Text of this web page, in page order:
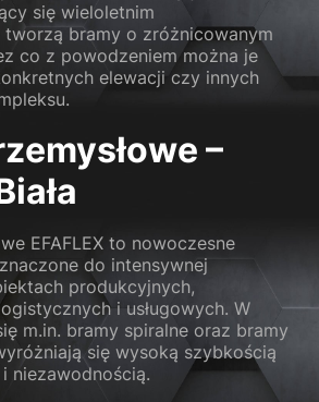
się wieloletnim
tworzą bramy o zróżnicowanym
co z powodzeniem można je
elewacji czy innych
–
EFAFLEX to nowoczesne
do intensywnej
produkcyjnych,
i usługowych. W
m.in. bramy spiralne oraz bramy
się wysoką szybkością
niezawodnością.